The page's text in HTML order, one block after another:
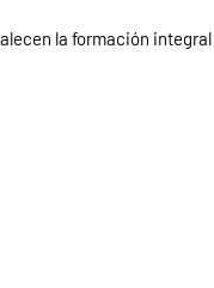
la formación